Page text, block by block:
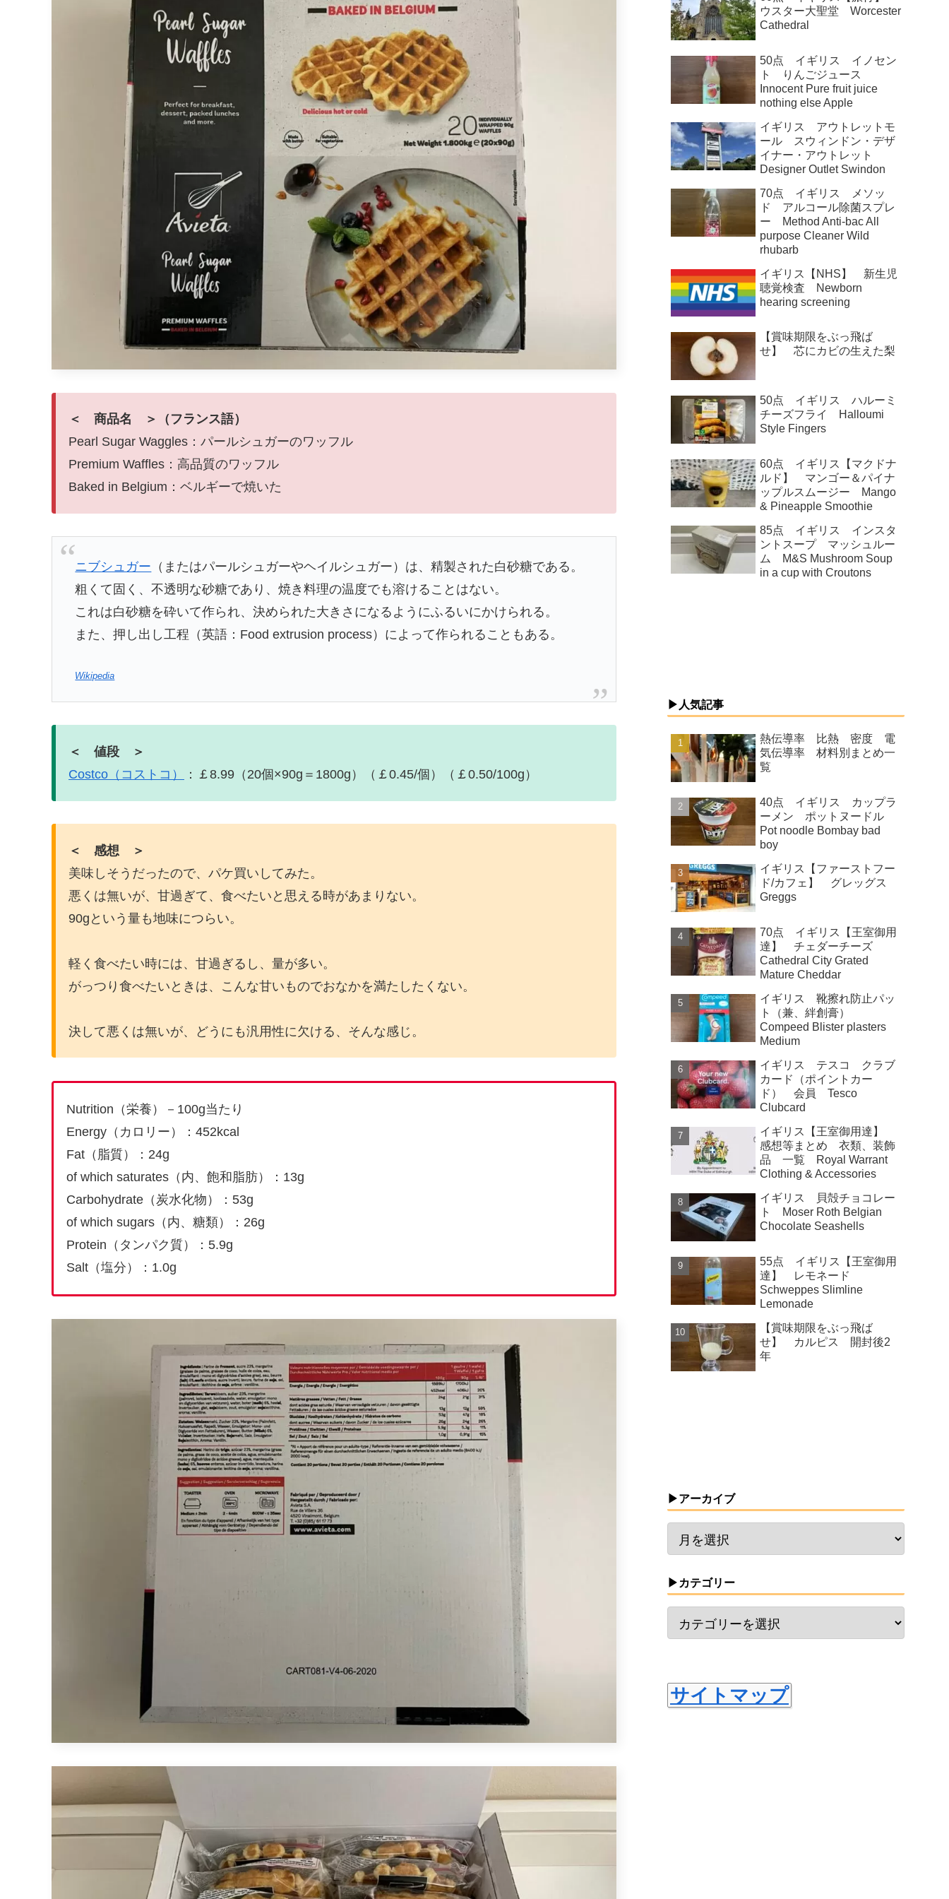
＜ 商品名 ＞（フランス語）
Pearl Sugar Waggles：パールシュガーのワッフル
Premium Waffles：高品質のワッフル
Baked in Belgium：ベルギーで焼いた
ニブシュガー （またはパールシュガーやヘイルシュガー）は、精製された白砂糖である。
粗くて固く、不透明な砂糖であり、焼き料理の温度でも溶けることはない。
これは白砂糖を砕いて作られ、決められた大きさになるようにふるいにかけられる。
また、押し出し工程（英語：Food extrusion process）によって作られることもある。
Wikipedia
＜ 値段 ＞
Costco（コストコ）
：￡8.99（20個×90g＝1800g）（￡0.45/個）（￡0.50/100g）
＜ 感想 ＞
美味しそうだったので、パケ買いしてみた。
悪くは無いが、甘過ぎて、食べたいと思える時があまりない。
90gという量も地味につらい。
軽く食べたい時には、甘過ぎるし、量が多い。
がっつり食べたいときは、こんな甘いものでおなかを満たしたくない。
決して悪くは無いが、どうにも汎用性に欠ける、そんな感じ。
Nutrition（栄養）－100g当たり
Energy（カロリー）：452kcal
Fat（脂質）：24g
of which saturates（内、飽和脂肪）：13g
Carbohydrate（炭水化物）：53g
of which sugars（内、糖類）：26g
Protein（タンパク質）：5.9g
Salt（塩分）：1.0g
ウスター大聖堂 Worcester
Cathedral
50点 イギリス イノセン
ト りんごジュース
Innocent Pure fruit juice
nothing else Apple
イギリス アウトレットモ
ール スウィンドン・デザ
イナー・アウトレット
Designer Outlet Swindon
70点 イギリス メソッ
ド アルコール除菌スプレ
ー Method Anti-bac All
purpose Cleaner Wild
rhubarb
イギリス【NHS】 新生児
聴覚検査 Newborn
hearing screening
【賞味期限をぶっ飛ば
せ】 芯にカビの生えた梨
50点 イギリス ハルーミ
チーズフライ Halloumi
Style Fingers
60点 イギリス【マクドナ
ルド】 マンゴー＆パイナ
ップルスムージー Mango
& Pineapple Smoothie
85点 イギリス インスタ
ントスープ マッシュルー
ム M&S Mushroom Soup
in a cup with Croutons
▶人気記事
熱伝導率 比熱 密度 電
気伝導率 材料別まとめ一
覧
40点 イギリス カップラ
ーメン ポットヌードル
Pot noodle Bombay bad
boy
イギリス【ファーストフー
ド/カフェ】 グレッグス
Greggs
70点 イギリス【王室御用
達】 チェダーチーズ
Cathedral City Grated
Mature Cheddar
イギリス 靴擦れ防止パッ
ト（兼、絆創膏）
Compeed Blister plasters
Medium
イギリス テスコ クラブ
カード（ポイントカー
ド） 会員 Tesco
Clubcard
イギリス【王室御用達】
感想等まとめ 衣類、装飾
品 一覧 Royal Warrant
Clothing & Accessories
イギリス 貝殻チョコレー
ト Moser Roth Belgian
Chocolate Seashells
55点 イギリス【王室御用
達】 レモネード
Schweppes Slimline
Lemonade
【賞味期限をぶっ飛ば
せ】 カルピス 開封後2
年
▶アーカイブ
▶カテゴリー
サイトマップ